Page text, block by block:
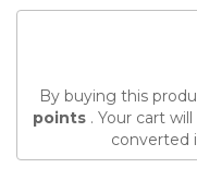
By buying this
points. Your cart
converted